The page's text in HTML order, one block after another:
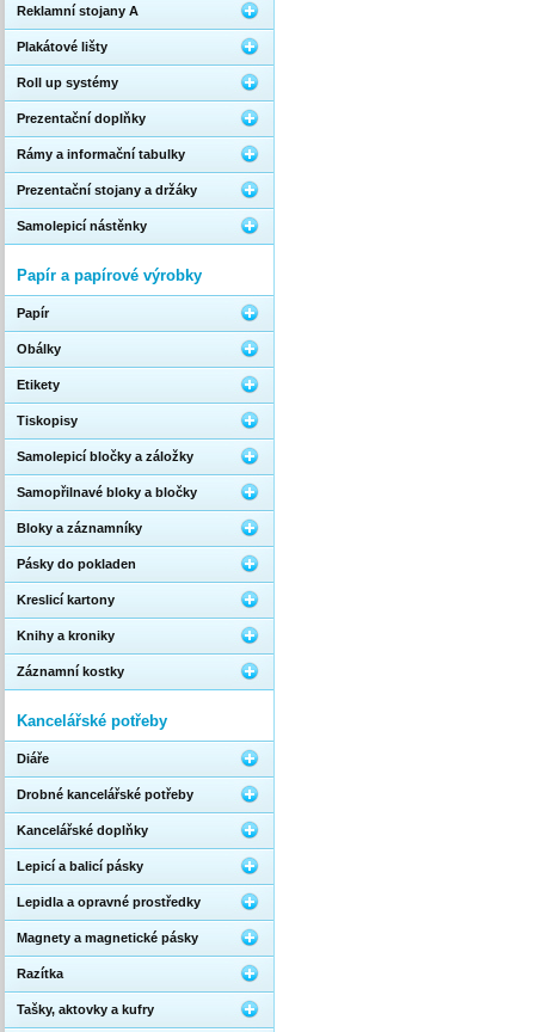
Reklamní stojany A
Plakátové lišty
Roll up systémy
Prezentační doplňky
Rámy a informační tabulky
Prezentační stojany a držáky
Samolepicí nástěnky
Papír a papírové výrobky
Papír
Obálky
Etikety
Tiskopisy
Samolepicí bločky a záložky
Samopřilnavé bloky a bločky
Bloky a záznamníky
Pásky do pokladen
Kreslicí kartony
Knihy a kroniky
Záznamní kostky
Kancelářské potřeby
Diáře
Drobné kancelářské potřeby
Kancelářské doplňky
Lepicí a balicí pásky
Lepidla a opravné prostředky
Magnety a magnetické pásky
Razítka
Tašky, aktovky a kufry